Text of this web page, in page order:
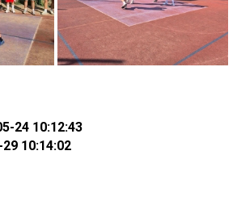
24 10:12:43
10:14:02